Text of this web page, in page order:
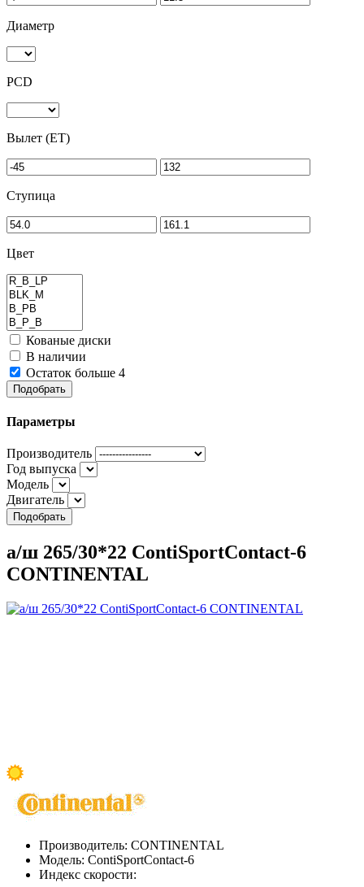
Диаметр
PCD
Вылет (ET)
Ступица
Цвет
Кованые диски
В наличии
Остаток больше 4
Подобрать
Параметры
Производитель
Год выпуска
Модель
Двигатель
Подобрать
а/ш 265/30*22 ContiSportContact-6
CONTINENTAL
Производитель: CONTINENTAL
Модель: ContiSportContact-6
Индекс скорости: